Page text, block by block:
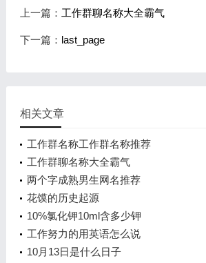
上一篇： 工作群聊名称大全霸气
下一篇： last_page
相关文章
工作群名称工作群名称推荐
工作群聊名称大全霸气
两个字成熟男生网名推荐
花馍的历史起源
10%氯化钾10ml含多少钾
工作努力的用英语怎么说
10月13日是什么日子